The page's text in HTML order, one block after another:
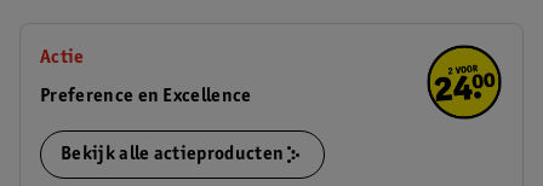
Actie
Preference en Excellence
Bekijk alle actieproducten